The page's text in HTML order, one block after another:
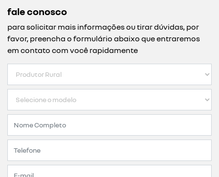
fale conosco
para solicitar mais informações ou tirar dúvidas, por
favor, preencha o formulário abaixo que entraremos
em contato com você rapidamente